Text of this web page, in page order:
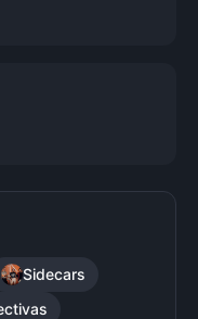
Sidecars